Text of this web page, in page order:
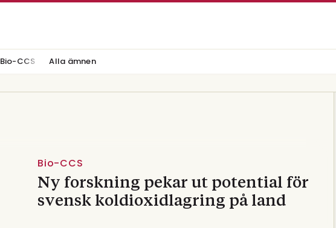
Bio-CCS Alla ämnen
Bio-CCS
Ny forskning pekar ut potential för
svensk koldioxidlagring på land